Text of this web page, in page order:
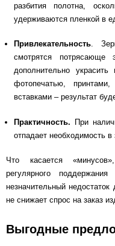
разбития полотна,
удерживаются пленкой в
Привлекательность.
смотрятся
дополнительно украсить
фотопечатью,
вставками – результат
Практичность. При
отпадает необходимость в
Что касается
регулярного
незначительный
не снижает спрос на заказ
Выгодные